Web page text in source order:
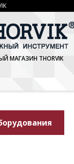
МАГАЗИН THORVIK